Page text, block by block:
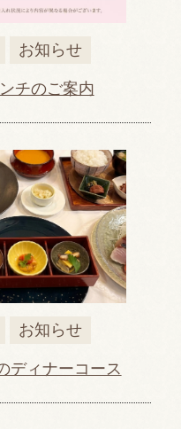
お知らせ
チのご案内
お知らせ
ディナーコース